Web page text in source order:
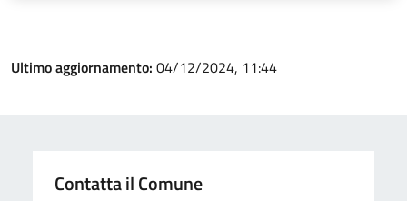
Ultimo aggiornamento: 04/12/2024, 11:44
Contatta il Comune